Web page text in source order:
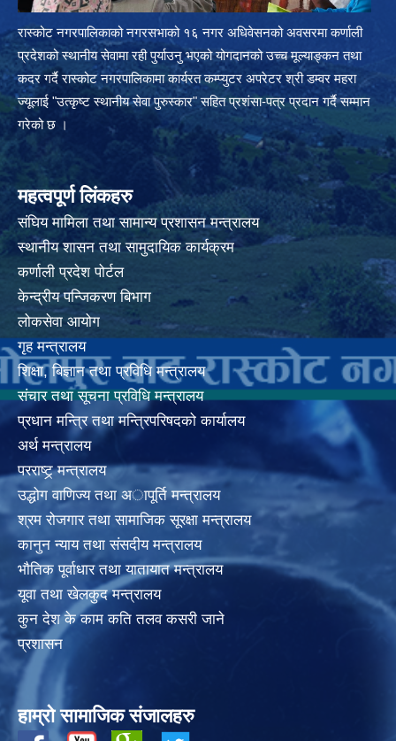
रास्कोट नगरपालिकाको नगरसभाको १६ नगर अधिवेसनको अवसरमा कर्णाली
प्रदेशको स्थानीय सेवामा रही पुर्याउनु भएको योगदानको उच्च मूल्याङ्कन तथा
कदर गर्दै रास्कोट नगरपालिकामा कार्यरत कम्प्युटर अपरेटर श्री डम्वर महरा
ज्यूलाई "उत्कृष्ट स्थानीय सेवा पुरुस्कार" सहित प्रशंसा-पत्र प्रदान गर्दै सम्मान
गरेको छ ।
महत्वपूर्ण लिंकहरु
संघिय मामिला तथा सामान्य प्रशासन मन्त्रालय
स्थानीय शासन तथा सामुदायिक कार्यक्रम
कर्णाली प्रदेश पोर्टल
केन्द्रीय पन्जिकरण बिभाग
लोकसेवा आयोग
गृह मन्त्रालय
शिक्षा, बिज्ञान तथा प्रविधि मन्त्रालय
संचार तथा सूचना प्रविधि मन्त्रालय
प्रधान मन्त्रि तथा मन्त्रिपरिषदको कार्यालय
अर्थ मन्त्रालय
परराष्ट्र् मन्त्रालय
उद्धोग वाणिज्य तथा अापूर्ति मन्त्रालय
श्रम रोजगार तथा सामाजिक सूरक्षा मन्त्रालय
कानुन न्याय तथा संसदीय मन्त्रालय
भाैतिक पूर्वाधार तथा यातायात मन्त्रालय
यूवा तथा खेलकुद मन्त्रालय
कुन देश के काम कति तलव कसरी जाने
प्रशासन
हाम्रो सामाजिक संजालहरु